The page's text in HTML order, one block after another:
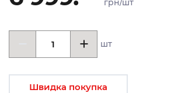
грн/шт
шт
Швидка покупка